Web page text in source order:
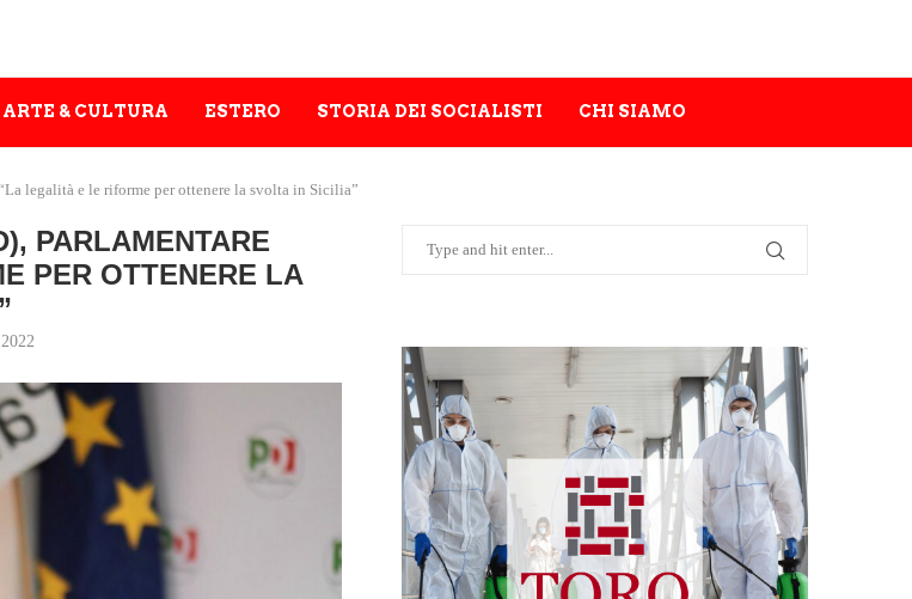
ARTE & CULTURA ESTERO STORIA DEI SOCIALISTI CHI SIAMO
legalità e le riforme per ottenere la svolta in Sicilia”
PARLAMENTARE
PER OTTENERE LA